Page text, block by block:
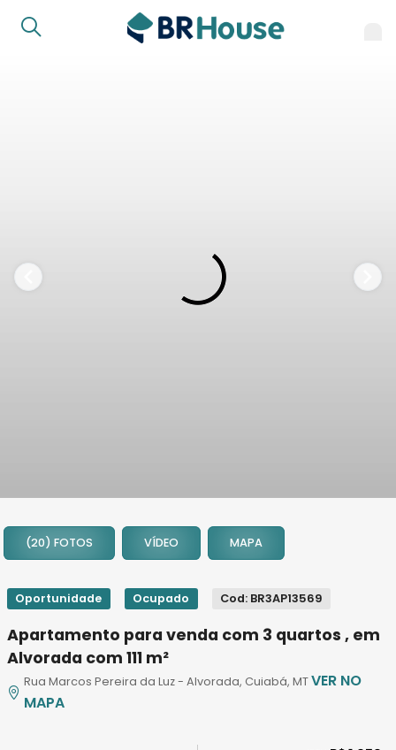
2
3
7
8
9
(20) FOTOS VÍDEO MAPA
Oportunidade Ocupado Cod: BR3AP13569
Apartamento para venda com 3 quartos , em
Alvorada com 111 m²
Rua Marcos Pereira da Luz - Alvorada, Cuiabá, MTVER NO
MAPA